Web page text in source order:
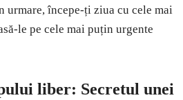
urmare, începe-ți ziua cu cele mai
le pe cele mai puțin urgente
liber: Secretul unei